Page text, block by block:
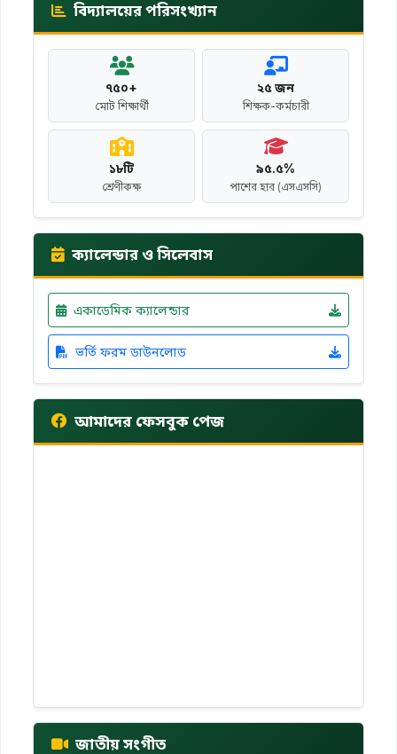
বিদ্যালয়ের পরিসংখ্যান
৭৫০+
মোট শিক্ষার্থী
২৫ জন
শিক্ষক-কর্মচারী
১৮টি
শ্রেণীকক্ষ
৯৫.৫%
পাশের হার (এসএসসি)
ক্যালেন্ডার ও সিলেবাস
একাডেমিক ক্যালেন্ডার
ভর্তি ফরম ডাউনলোড
আমাদের ফেসবুক পেজ
জাতীয় সংগীত